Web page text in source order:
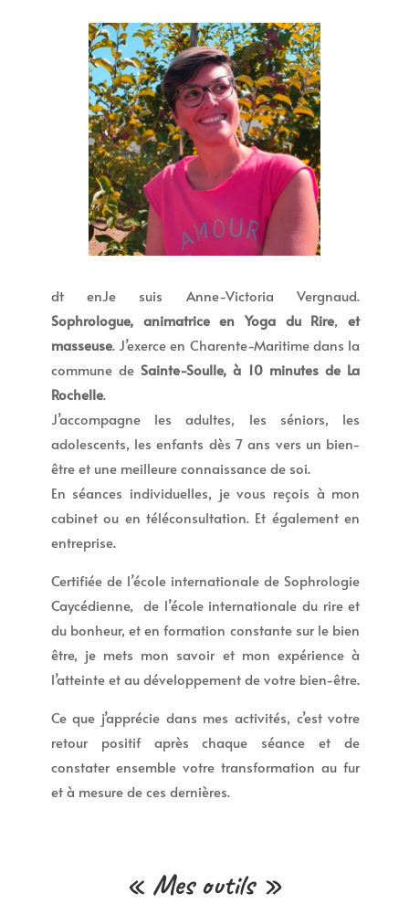
dt enJe suis Anne-Victoria Vergnaud.
Sophrologue, animatrice en Yoga du Rire,et
masseuse. J’exerce en Charente-Maritime dans la
commune deSainte-Soulle, à 10 minutes de La
Rochelle.
J’accompagne les adultes, les séniors, les
adolescents, les enfants dès 7 ans vers un bien-
être et une meilleure connaissance de soi.
En séances individuelles, je vous reçois à mon
cabinet ou en téléconsultation. Et également en
entreprise.
Certifiée de l’école internationale de Sophrologie
Caycédienne, de l’école internationale du rire et
du bonheur, et en formation constante sur le bien
être, je mets mon savoir et mon expérience à
l’atteinte et au développement de votre bien-être.
Ce que j’apprécie dans mes activités, c’est votre
retour positif après chaque séance et de
constater ensemble votre transformation au fur
et à mesure de ces dernières.
« Mes outils »